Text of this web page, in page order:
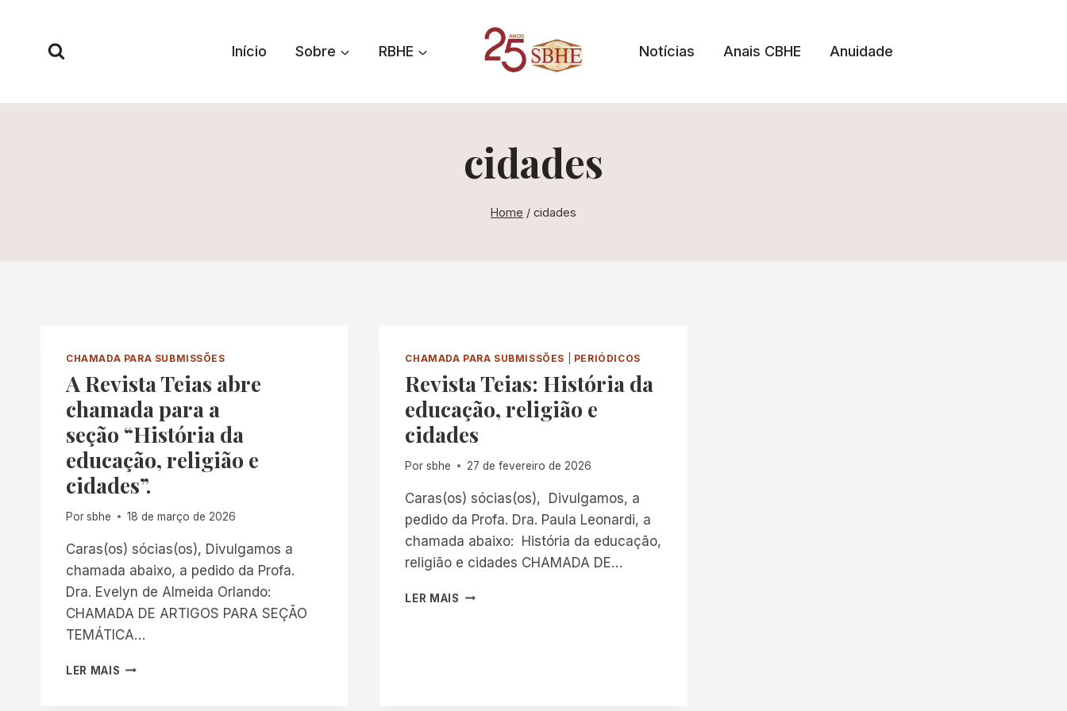
Início Sobre RBHE Notícias Anais CBHE Anuidade
cidades
Home / cidades
CHAMADA PARA SUBMISSÕES
A Revista Teias abre
chamada para a
seção “História da
educação, religião e
cidades”.
Porsbhe 18 de março de 2026
Caras(os) sócias(os), Divulgamos a
chamada abaixo, a pedido da Profa.
Dra. Evelyn de Almeida Orlando:
CHAMADA DE ARTIGOS PARA SEÇÃO
TEMÁTICA…
LER MAIS A REVISTA
CHAMADA PARA SUBMISSÕES PERIÓDICOS
Revista Teias: História da
educação, religião e
cidades
Por sbhe 27 de fevereiro de 2026
Caras(os) sócias(os), Divulgamos, a
pedido da Profa. Dra. Paula Leonardi, a
chamada abaixo: História da educação,
religião e cidades CHAMADA DE…
LER MAIS REVISTA